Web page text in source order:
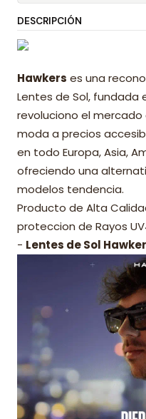
DESCRIPCIÓN
Hawkers es una
Lentes de Sol, fundada
revoluciono el
moda a precios
en todo Europa, Asia,
ofreciendo una
modelos tendencia.
Producto de Alta
proteccion de Rayos
- Lentes de Sol